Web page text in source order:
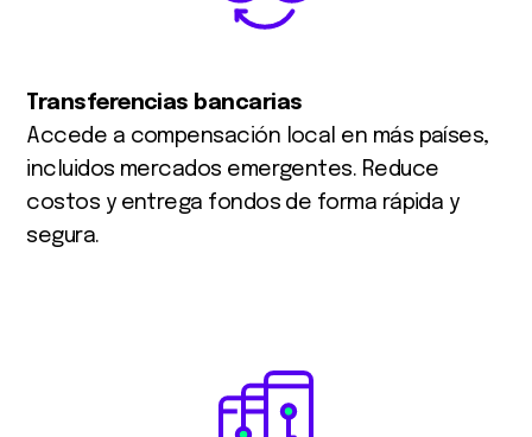
Transferencias bancarias
Accede a compensación local en más países,
incluidos mercados emergentes. Reduce
costos y entrega fondos de forma rápida y
segura.